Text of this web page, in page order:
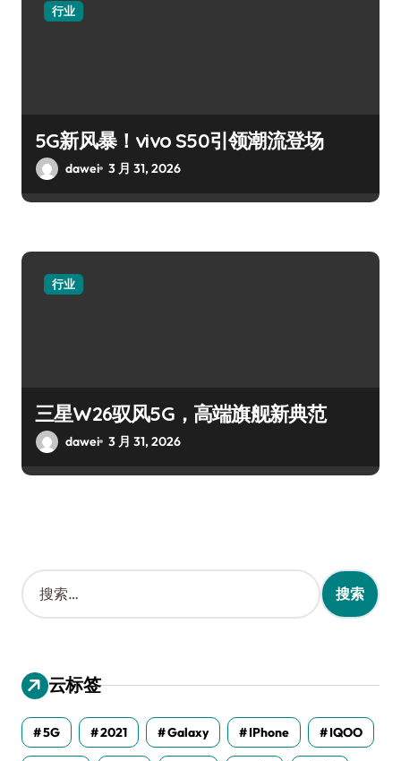
行业
5G新风暴！vivo S50引领潮流登场
dawei 3 月 31, 2026
行业
三星W26驭风5G，高端旗舰新典范
dawei 3 月 31, 2026
搜
索
：
云标签
5G 2021 Galaxy IPhone IQOO